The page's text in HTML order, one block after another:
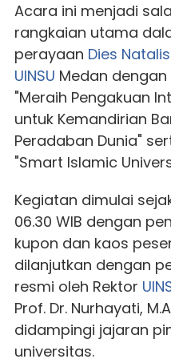
Acara ini menjadi
rangkaian utama
perayaan Dies Natalis
UINSU Medan
"Meraih Pengakuan
untuk Kemandirian
Peradaban Dunia"
"Smart Islamic
Kegiatan dimulai
06.30 WIB dengan
kupon dan kaos
dilanjutkan dengan
resmi oleh Rektor
Prof. Dr. Nurhayati,
didampingi jajaran
universitas.